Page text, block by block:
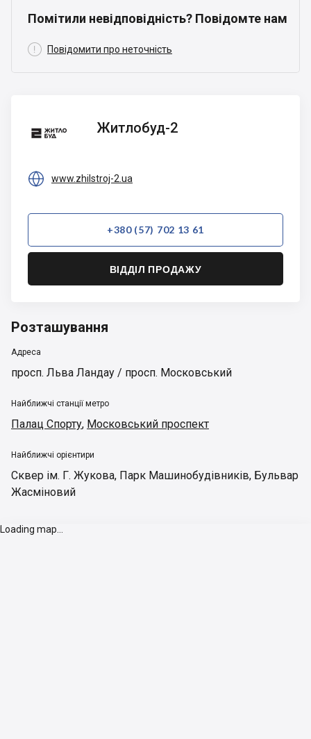
Помітили невідповідність? Повідомте нам
 Повідомити про неточність
Житлобуд-2
 www.zhilstroj-2.ua
+380 (57) 702 13 61
ВІДДІЛ ПРОДАЖУ
Розташування
Адреса
просп. Льва Ландау / просп. Московський
Найближчі станції метро
Палац Спорту, Московський проспект
Найближчі орієнтири
Сквер ім. Г. Жукова, Парк Машинобудівників, Бульвар
Жасміновий
Loading map...